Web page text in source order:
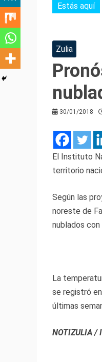
Estás aquí
Zulia
30/01/2018
El Instituto
territorio
Según las
noreste de
nublados con
La
se registró
últimas
NOTIZULIA /